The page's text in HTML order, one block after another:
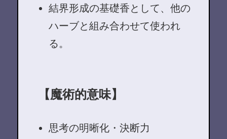
結界形成の基礎香として、他の
ハーブと組み合わせて使われ
る。
【魔術的意味】
思考の明晰化・決断力